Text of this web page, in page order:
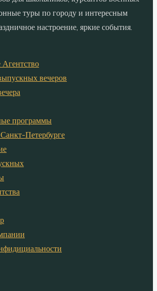
туры по городу и интересным
настроение, яркие события.
вечеров
программы
Петербурге